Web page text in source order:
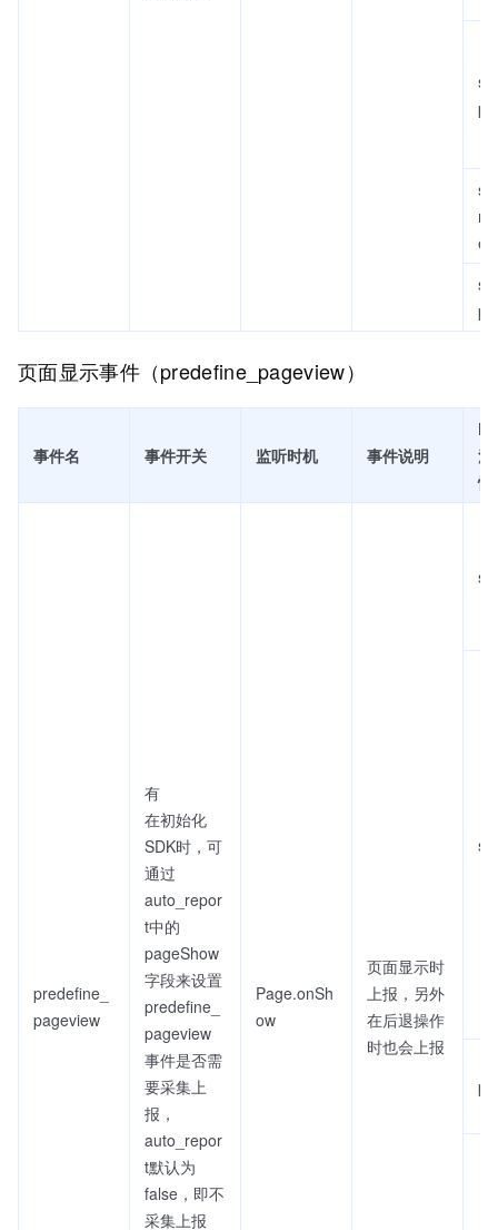
e
页面显示事件（predefine_pageview）
事件名 事件开关 监听时机 事件说明
流
性
predefine_
pageview
有
在初始化
SDK时，可
通过
auto_repor
t中的
pageShow
字段来设置
predefine_
pageview
事件是否需
要采集上
报，
auto_repor
t默认为
false，即不
采集上报
Page.onSh
ow
页面显示时
上报，另外
在后退操作
时也会上报